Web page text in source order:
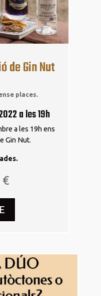
de Gin Nut
places.
a les 19h
a les 19h ens
Gin Nut.
€